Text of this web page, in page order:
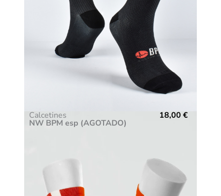
Calcetines
NW BPM esp (AGOTADO)
18,00 €